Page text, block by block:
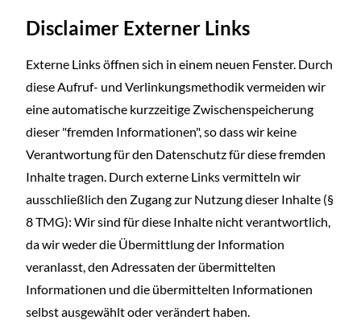
Disclaimer Externer Links
Externe Links öffnen sich in einem neuen Fenster. Durch
diese Aufruf- und Verlinkungsmethodik vermeiden wir
eine automatische kurzzeitige Zwischenspeicherung
dieser "fremden Informationen", so dass wir keine
Verantwortung für den Datenschutz für diese fremden
Inhalte tragen. Durch externe Links vermitteln wir
ausschließlich den Zugang zur Nutzung dieser Inhalte (§
8 TMG): Wir sind für diese Inhalte nicht verantwortlich,
da wir weder die Übermittlung der Information
veranlasst, den Adressaten der übermittelten
Informationen und die übermittelten Informationen
selbst ausgewählt oder verändert haben.